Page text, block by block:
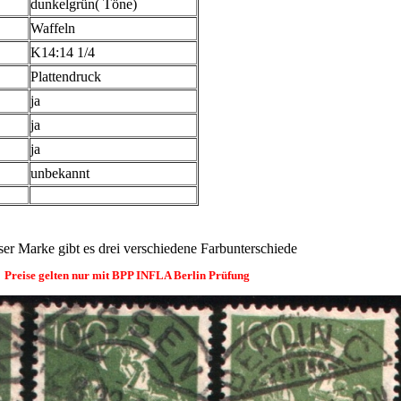
dunkelgrün( Töne)
Waffeln
K14:14 1/4
Plattendruck
ja
ja
ja
unbekannt
Marke gibt es drei verschiedene Farbunterschiede
Preise gelten nur mit BPP INFLA Berlin Prüfung